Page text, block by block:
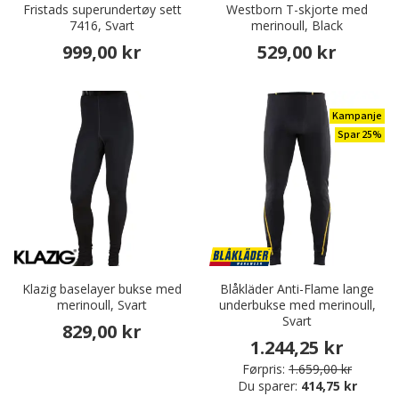
Fristads superundertøy sett
7416, Svart
999,00 kr
Westborn T-skjorte med
merinoull, Black
529,00 kr
Klazig baselayer bukse med
merinoull, Svart
829,00 kr
Kampanje
Spar 25%
Blåkläder Anti-Flame lange
underbukse med merinoull,
Svart
1.244,25 kr
Førpris: 1.659,00 kr
Du sparer: 414,75 kr